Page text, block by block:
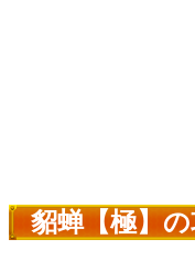
貂蝉【極】